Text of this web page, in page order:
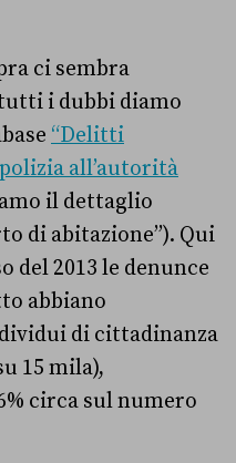
ci sembra
i dubbi diamo
“Delitti
all’autorità
il dettaglio
di abitazione”). Qui
del 2013 le denunce
abbiano
di cittadinanza
15 mila),
circa sul numero